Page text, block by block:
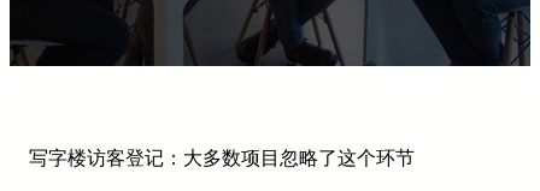
写字楼访客登记：大多数项目忽略了这个环节